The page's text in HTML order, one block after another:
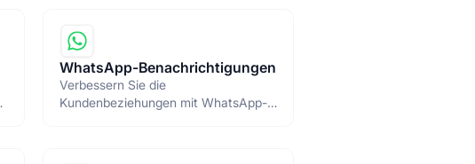
WhatsApp-Benachrichtigungen
Verbessern Sie die
Kundenbeziehungen mit WhatsApp-